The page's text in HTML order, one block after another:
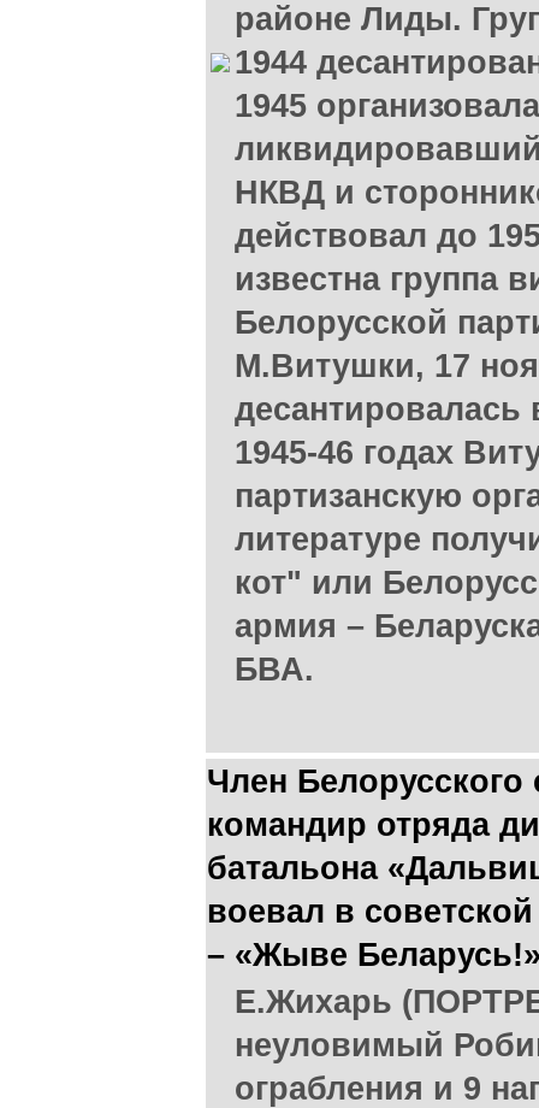
районе Лиды.
1944
1945
НКВД и
действовал до
известна группа
Белорусской
М.Витушки, 17
1945-46 годах
партизанскую
литературе
кот" или
армия –
БВА.
Член
командир отряда
батальона
воевал в
– «Жыве
Е.Жихарь
неуловимый
ограбления и 9